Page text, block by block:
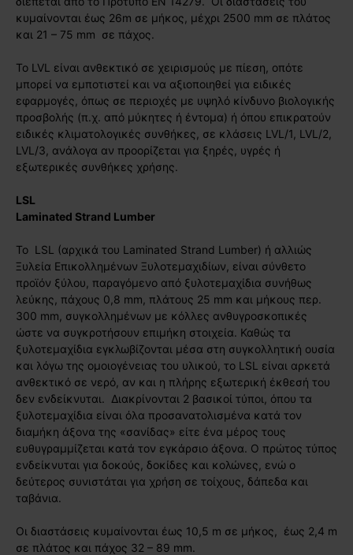
κυμαίνονται έως 26m σε μήκος, μέχρι 2500 mm σε πλάτος
και 21 – 75 mm σε πάχος.
Το LVL είναι ανθεκτικό σε χειρισμούς με πίεση, οπότε
μπορεί να εμποτιστεί και να αξιοποιηθεί για ειδικές
εφαρμογές, όπως σε περιοχές με υψηλό κίνδυνο βιολογικής
προσβολής (π.χ. από μύκητες ή έντομα) ή όπου επικρατούν
ειδικές κλιματολογικές συνθήκες, σε κλάσεις LVL/1, LVL/2,
LVL/3, ανάλογα αν προορίζεται για ξηρές, υγρές ή
εξωτερικές συνθήκες χρήσης.
LSL
Laminated Strand Lumber
To LSL (αρχικά του Laminated Strand Lumber) ή αλλιώς
Ξυλεία Επικολλημένων Ξυλοτεμαχιδίων, είναι σύνθετο
προϊόν ξύλου, παραγόμενο από ξυλοτεμαχίδια συνήθως
λεύκης, πάχους 0,8 mm, πλάτους 25 mm και μήκους περ.
300 mm, συγκολλημένων με κόλλες ανθυγροσκοπικές
ώστε να συγκροτήσουν επιμήκη στοιχεία. Καθώς τα
ξυλοτεμαχίδια εγκλωβίζονται μέσα στη συγκολλητική ουσία
και λόγω της ομοιογένειας του υλικού, το LSL είναι αρκετά
ανθεκτικό σε νερό, αν και η πλήρης εξωτερική έκθεσή του
δεν ενδείκνυται. Διακρίνονται 2 βασικοί τύποι, όπου τα
ξυλοτεμαχίδια είναι όλα προσανατολισμένα κατά τον
διαμήκη άξονα της «σανίδας» είτε ένα μέρος τους
ευθυγραμμίζεται κατά τον εγκάρσιο άξονα. Ο πρώτος τύπος
ενδείκνυται για δοκούς, δοκίδες και κολώνες, ενώ ο
δεύτερος συνιστάται για χρήση σε τοίχους, δάπεδα και
ταβάνια.
Οι διαστάσεις κυμαίνονται έως 10,5 m σε μήκος, έως 2,4 m
σε πλάτος και πάχος 32 – 89 mm.